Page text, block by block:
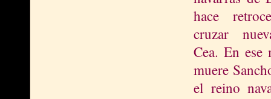
hace
cruzar
Cea. En ese
muere
el reino